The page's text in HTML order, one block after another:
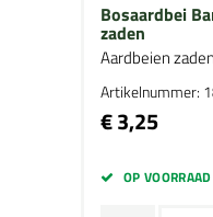
Bosaardbei
zaden
Aardbeien zaden
Artikelnummer:
€ 3,25
OP VOORRAAD